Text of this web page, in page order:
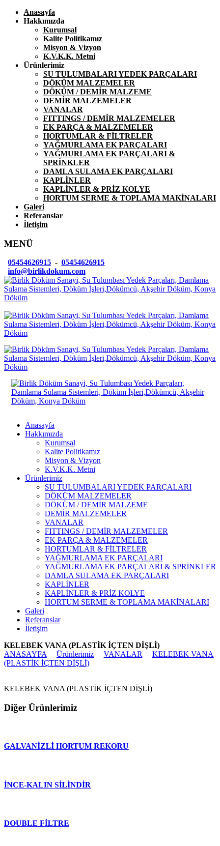
Anasayfa
Hakkımızda
Kurumsal
Kalite Politikamız
Misyon & Vizyon
K.V.K.K. Metni
Ürünlerimiz
SU TULUMBALARI YEDEK PARÇALARI
DÖKÜM MALZEMELER
DÖKÜM / DEMİR MALZEME
DEMİR MALZEMELER
VANALAR
FITTINGS / DEMİR MALZEMELER
EK PARÇA & MALZEMELER
HORTUMLAR & FİLTRELER
YAĞMURLAMA EK PARÇALARI
YAĞMURLAMA EK PARÇALARI &
SPRİNKLER
DAMLA SULAMA EK PARÇALARI
KAPLİNLER
KAPLİNLER & PRİZ KOLYE
HORTUM SERME & TOPLAMA MAKİNALARI
Galeri
Referanslar
İletişim
MENÜ
05454626915 - 05454626915
info@birlikdokum.com
Anasayfa
Hakkımızda
Kurumsal
Kalite Politikamız
Misyon & Vizyon
K.V.K.K. Metni
Ürünlerimiz
SU TULUMBALARI YEDEK PARÇALARI
DÖKÜM MALZEMELER
DÖKÜM / DEMİR MALZEME
DEMİR MALZEMELER
VANALAR
FITTINGS / DEMİR MALZEMELER
EK PARÇA & MALZEMELER
HORTUMLAR & FİLTRELER
YAĞMURLAMA EK PARÇALARI
YAĞMURLAMA EK PARÇALARI & SPRİNKLER
DAMLA SULAMA EK PARÇALARI
KAPLİNLER
KAPLİNLER & PRİZ KOLYE
HORTUM SERME & TOPLAMA MAKİNALARI
Galeri
Referanslar
İletişim
KELEBEK VANA (PLASTİK İÇTEN DİŞLİ)
ANASAYFA
Ürünlerimiz VANALAR
KELEBEK VANA
(PLASTİK İÇTEN DİŞLİ)
KELEBEK VANA (PLASTİK İÇTEN DİŞLİ)
Diğer Ürünlerimiz
GALVANİZLİ HORTUM REKORU
İNCE-KALIN SİLİNDİR
DOUBLE FİLTRE